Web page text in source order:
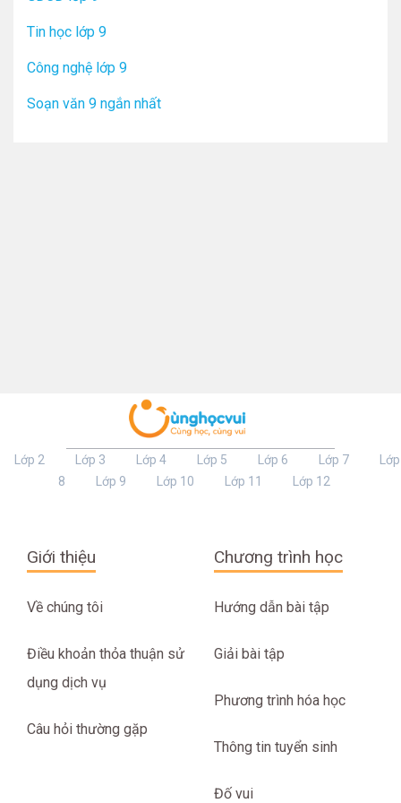
Tin học lớp 9
Công nghệ lớp 9
Soạn văn 9 ngắn nhất
Lớp 2 Lớp 3 Lớp 4 Lớp 5 Lớp 6 Lớp 7
Lớp
8
Lớp 9 Lớp 10 Lớp 11 Lớp 12
Giới thiệu
Về chúng tôi
Điều khoản thỏa thuận sử
dụng dịch vụ
Câu hỏi thường gặp
Chương trình học
Hướng dẫn bài tập
Giải bài tập
Phương trình hóa học
Thông tin tuyển sinh
Đố vui